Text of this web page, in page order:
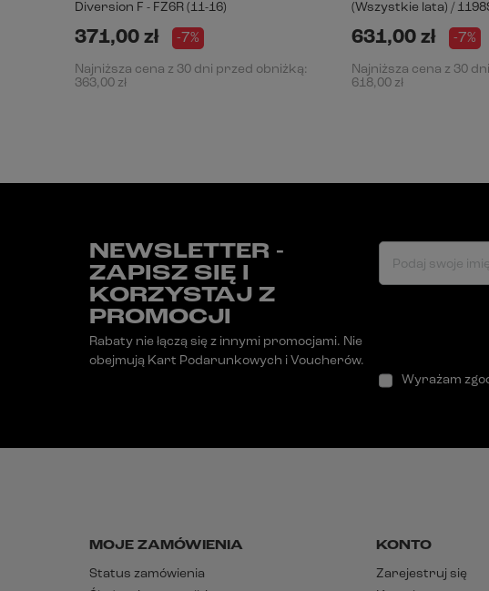
Diversion F - FZ6R (11-16)
371,00 zł -7%
Najniższa cena z 30 dni przed obniżką:
363,00 zł
(Wszystkie lata) /
631,00 zł -7%
Najniższa cena z 30
618,00 zł
NEWSLETTER -
ZAPISZ SIĘ I
KORZYSTAJ Z
PROMOCJI
Rabaty nie łączą się z innymi promocjami. Nie
obejmują Kart Podarunkowych i Voucherów.
Podaj swoje imię
Wyrażam
MOJE ZAMÓWIENIA
Status zamówienia
KONTO
Zarejestruj się